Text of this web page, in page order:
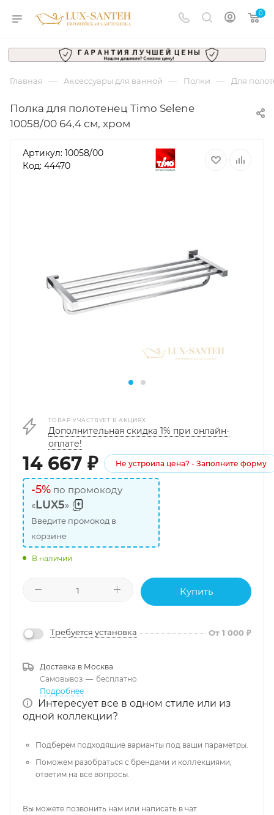
0
Главная — Аксессуары для ванной — Полки — Для
Полка для полотенец Timo Selene
10058/00 64,4 см, хром
Артикул: 10058/00
Код: 44470
ТОВАР УЧАСТВУЕТ В АКЦИЯХ
Дополнительная скидка 1% при онлайн-
оплате!
14 667 ₽ Не устроила цена? - Заполните форму
-5% по промокоду
«LUX5»
Введите промокод в
корзине
В наличии
Купить
Требуется установка От 1 000 ₽
Доставка в Москва
Самовывоз — бесплатно
Подробнее
Интересует все в одном стиле или из
одной коллекции?
Подберем подходящие варианты под ваши параметры.
Поможем разобраться с брендами и коллекциями,
ответим на все вопросы.
Вы можете позвонить нам или написать в чат